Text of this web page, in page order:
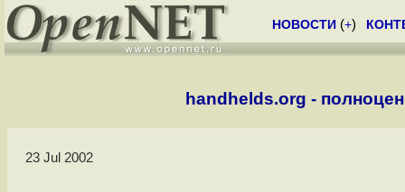
НОВОСТИ (+)
handhelds.org -
23 Jul 2002